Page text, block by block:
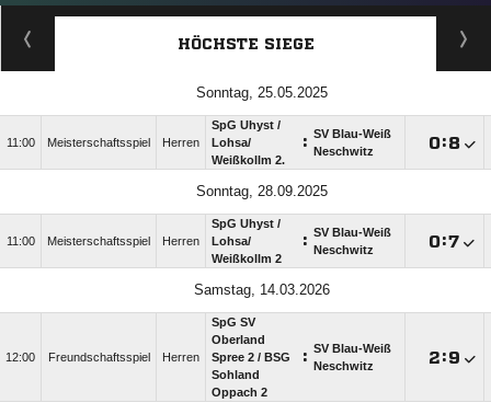
HÖCHSTE SIEGE
Sonntag, 25.05.2025
11:00 Meisterschaftsspiel Herren
SpG Uhyst /​
Lohsa/​
Weißkollm 2.
: SV Blau-Weiß
Neschwitz
:
Sonntag, 28.09.2025
11:00 Meisterschaftsspiel Herren
SpG Uhyst /​
Lohsa/​
Weißkollm 2
: SV Blau-Weiß
Neschwitz
:
Samstag, 14.03.2026
12:00 Freundschaftsspiel Herren
SpG SV
Oberland
Spree 2 /​ BSG
Sohland
Oppach 2
: SV Blau-Weiß
Neschwitz
: